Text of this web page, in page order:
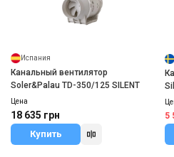
Испания
Канальный вентилятор
Soler&Palau TD-350/125 SILENT
Цена
18 635 грн
Купить
5